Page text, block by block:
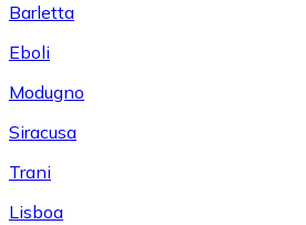
Barletta
Eboli
Modugno
Siracusa
Trani
Lisboa